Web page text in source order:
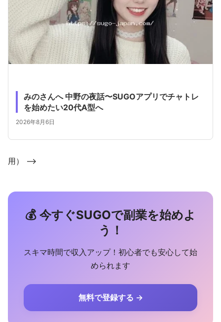
みのさんへ 中野の夜話〜SUGOアプリでチャトレ
を始めたい20代A型へ
2026年8月6日
用） -->
💰 今すぐSUGOで副業を始めよ
う！
スキマ時間で収入アップ！初心者でも安心して始
められます
無料で登録する →